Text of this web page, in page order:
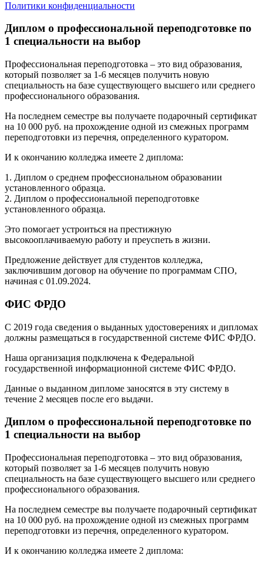
Политики конфиденциальности
Диплом о профессиональной переподготовке по
1 специальности на выбор
Профессиональная переподготовка – это вид образования,
который позволяет за 1-6 месяцев получить новую
специальность на базе существующего высшего или среднего
профессионального образования.
На последнем семестре вы получаете подарочный сертификат
на 10 000 руб. на прохождение одной из смежных программ
переподготовки из перечня, определенного куратором.
И к окончанию колледжа имеете 2 диплома:
1. Диплом о среднем профессиональном образовании
установленного образца.
2. Диплом о профессиональной переподготовке
установленного образца.
Это помогает устроиться на престижную
высокооплачиваемую работу и преуспеть в жизни.
Предложение действует для студентов колледжа,
заключившим договор на обучение по программам СПО,
начиная с 01.09.2024.
ФИС ФРДО
С 2019 года сведения о выданных удостоверениях и дипломах
должны размещаться в государственной системе ФИС ФРДО.
Наша организация подключена к Федеральной
государственной информационной системе ФИС ФРДО.
Данные о выданном дипломе заносятся в эту систему в
течение 2 месяцев после его выдачи.
Диплом о профессиональной переподготовке по
1 специальности на выбор
Профессиональная переподготовка – это вид образования,
который позволяет за 1-6 месяцев получить новую
специальность на базе существующего высшего или среднего
профессионального образования.
На последнем семестре вы получаете подарочный сертификат
на 10 000 руб. на прохождение одной из смежных программ
переподготовки из перечня, определенного куратором.
И к окончанию колледжа имеете 2 диплома: